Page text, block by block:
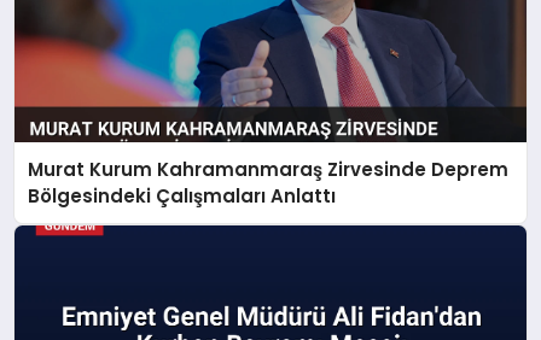
Murat Kurum Kahramanmaraş Zirvesinde Deprem
Bölgesindeki Çalışmaları Anlattı